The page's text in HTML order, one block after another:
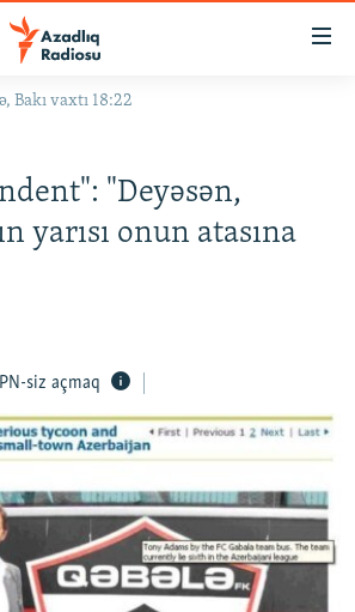
KITABXANASI
STANDARTLARIMIZ
Bakı vaxtı 18:22
"Deyəsən,
yarısı onun atasına
siz açmaq